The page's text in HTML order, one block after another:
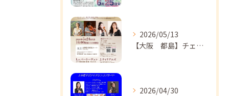
2026/05/13
【大阪 都島】チェロ教室 NAOMIミュージックスクール❣️チェリスト中島紗理先生のコンサートのご案内🎵
2026/04/30